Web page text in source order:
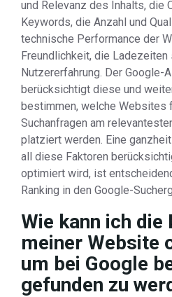
und Relevanz des Inhalts, die
Keywords, die Anzahl und
technische Performance der
Freundlichkeit, die
Nutzererfahrung. Der Google-
berücksichtigt diese und
bestimmen, welche Websites
Suchanfragen am
platziert werden. Eine
all diese Faktoren
optimiert wird, ist
Ranking in den Google-
Wie kann ich die
meiner Website
um bei Google
gefunden zu